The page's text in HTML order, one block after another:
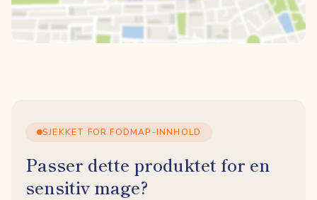
SJEKKET FOR FODMAP-INNHOLD
Passer dette produktet for en
sensitiv mage?